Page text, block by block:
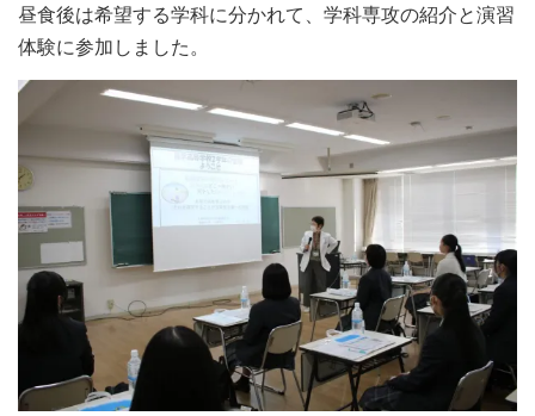
昼食後は希望する学科に分かれて、学科専攻の紹介と演習
体験に参加しました。